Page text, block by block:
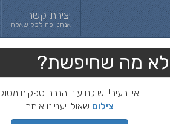
יצירת קשר
אנחנו פה לכל שאלה
לא מה שחיפשת?
אין בעיה! יש לנו עוד הרבה ספקים מסוג
צילום שאולי יעניינו אותך